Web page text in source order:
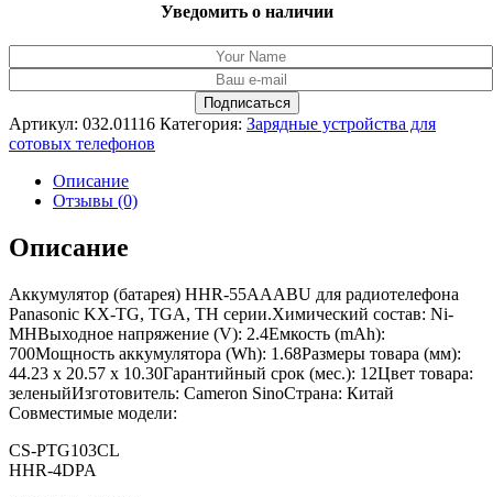
Уведомить о наличии
Артикул: 032.01116 Категория: Зарядные устройства для
сотовых телефонов
Описание
Отзывы (0)
Описание
Аккумулятор (батарея) HHR-55AAABU для радиотелефона
Panasonic KX-TG, TGA, TH серии.Химический состав: Ni-
MHВыходное напряжение (V): 2.4Емкость (mAh):
700Мощность аккумулятора (Wh): 1.68Размеры товара (мм):
44.23 x 20.57 x 10.30Гарантийный срок (мес.): 12Цвет товара:
зеленыйИзготовитель: Cameron SinoСтрана: Китай
Совместимые модели:
CS-PTG103CL
HHR-4DPA